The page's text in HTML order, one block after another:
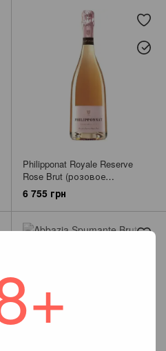
Philipponat Royale Reserve
Rose Brut (розовое
шампанское брют)
6 755 грн